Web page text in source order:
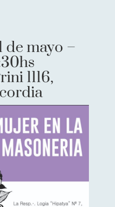
de mayo –
1116,